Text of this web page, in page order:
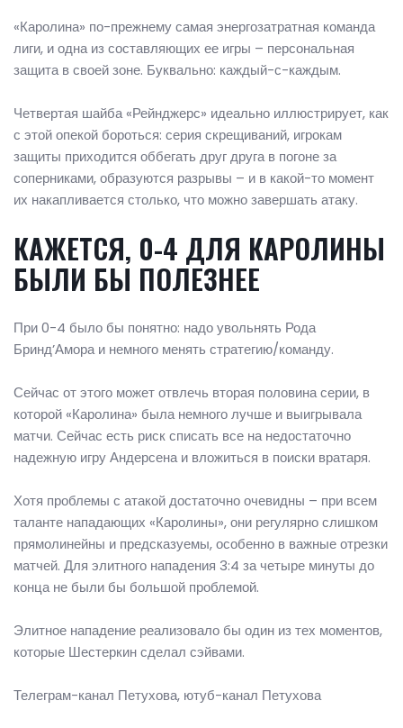
«Каролина» по-прежнему самая энергозатратная команда
лиги, и одна из составляющих ее игры – персональная
защита в своей зоне. Буквально: каждый-с-каждым.
Четвертая шайба «Рейнджерс» идеально иллюстрирует, как
с этой опекой бороться: серия скрещиваний, игрокам
защиты приходится оббегать друг друга в погоне за
соперниками, образуются разрывы – и в какой-то момент
их накапливается столько, что можно завершать атаку.
КАЖЕТСЯ, 0-4 ДЛЯ КАРОЛИНЫ
БЫЛИ БЫ ПОЛЕЗНЕЕ
При 0-4 было бы понятно: надо увольнять Рода
Бринд’Амора и немного менять стратегию/команду.
Сейчас от этого может отвлечь вторая половина серии, в
которой «Каролина» была немного лучше и выигрывала
матчи. Сейчас есть риск списать все на недостаточно
надежную игру Андерсена и вложиться в поиски вратаря.
Хотя проблемы с атакой достаточно очевидны – при всем
таланте нападающих «Каролины», они регулярно слишком
прямолинейны и предсказуемы, особенно в важные отрезки
матчей. Для элитного нападения 3:4 за четыре минуты до
конца не были бы большой проблемой.
Элитное нападение реализовало бы один из тех моментов,
которые Шестеркин сделал сэйвами.
Телеграм-канал Петухова, ютуб-канал Петухова